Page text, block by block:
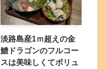
淡路島産1ｍ超えの金
鱧ドラゴンのフルコー
スは美味しくてボリュ